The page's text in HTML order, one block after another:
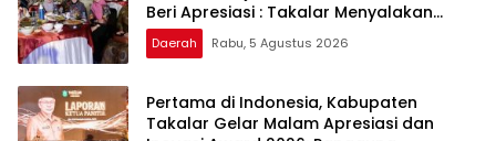
Beri Apresiasi : Takalar Menyalakan
Lentera Pengabdian Melalui Malam
Apresiasi dan Inovasi Award 2026
Daerah Rabu, 5 Agustus 2026
Pertama di Indonesia, Kabupaten
Takalar Gelar Malam Apresiasi dan